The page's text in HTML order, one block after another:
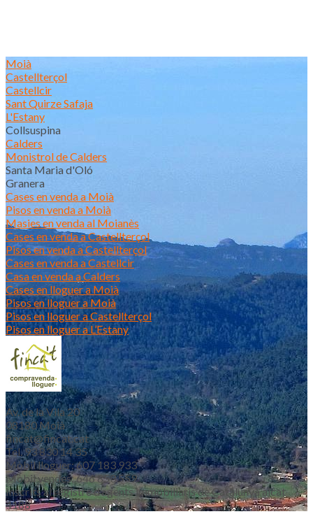
Moià
Castellterçol
Castellcir
Sant Quirze Safaja
L'Estany
Collsuspina
Calders
Monistrol de Calders
Santa Maria d'Oló
Granera
Cases en venda a Moià
Pisos en venda a Moià
Masies en venda al Moianès
Cases en venda a Castellterçol
Pisos en venda a Castellterçol
Cases en venda a Castellcir
Casa en venda a Calders
Cases en lloguer a Moià
Pisos en lloguer a Moià
Pisos en lloguer a Castellterçol
Pisos en lloguer a L’Estany
Av. de la Vila 20
08180 Moià
fincat@fincat.cat
Tel. 93 830 14 35
Mòbil lloguer: 607 183 933
Mòbil vendes: 646 853 559
Inscrits al registre d’agents immobiliaris de Catalunya aicat
4188